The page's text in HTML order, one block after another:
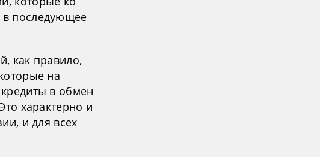
в последующее
как правило,
на
в обмен
характерно и
и для всех